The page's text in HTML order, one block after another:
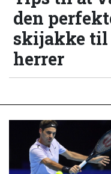
den
skijakke til
herrer